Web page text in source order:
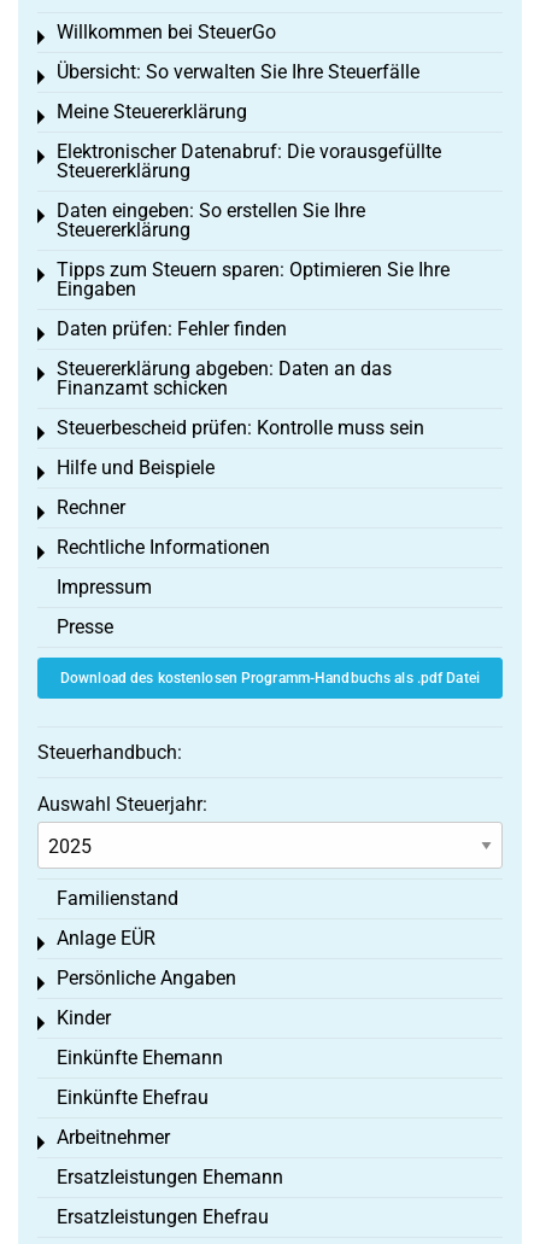
Willkommen bei SteuerGo
Toggle menu
Übersicht: So verwalten Sie Ihre Steuerfälle
Toggle menu
Meine Steuererklärung
Toggle menu
Elektronischer Datenabruf: Die vorausgefüllte
Steuererklärung
Toggle menu
Daten eingeben: So erstellen Sie Ihre
Steuererklärung
Toggle menu
Tipps zum Steuern sparen: Optimieren Sie Ihre
Eingaben
Toggle menu
Daten prüfen: Fehler finden
Toggle menu
Steuererklärung abgeben: Daten an das
Finanzamt schicken
Toggle menu
Steuerbescheid prüfen: Kontrolle muss sein
Toggle menu
Hilfe und Beispiele
Toggle menu
Rechner
Toggle menu
Rechtliche Informationen
Toggle menu
Impressum
Presse
Download des kostenlosen Programm-Handbuchs als .pdf Datei
Steuerhandbuch:
Auswahl Steuerjahr:
Familienstand
Anlage EÜR
Toggle menu
Persönliche Angaben
Toggle menu
Kinder
Toggle menu
Einkünfte Ehemann
Einkünfte Ehefrau
Arbeitnehmer
Toggle menu
Ersatzleistungen Ehemann
Ersatzleistungen Ehefrau